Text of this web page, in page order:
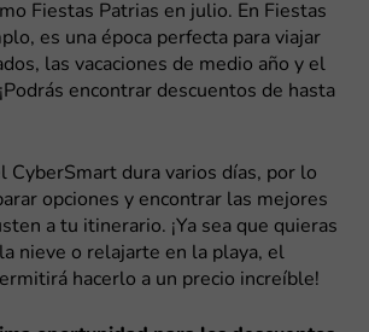
Fiestas Patrias en julio. En Fiestas
es una época perfecta para viajar
las vacaciones de medio año y el
encontrar descuentos de hasta
CyberSmart dura varios días, por lo
opciones y encontrar las mejores
a tu itinerario. ¡Ya sea que quieras
nieve o relajarte en la playa, el
hacerlo a un precio increíble!